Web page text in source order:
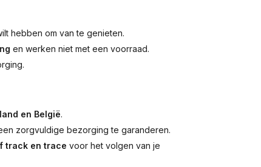
hebben om van te genieten.
en werken niet met een voorraad.
en België.
zorgvuldige bezorging te garanderen.
track en trace voor het volgen van je